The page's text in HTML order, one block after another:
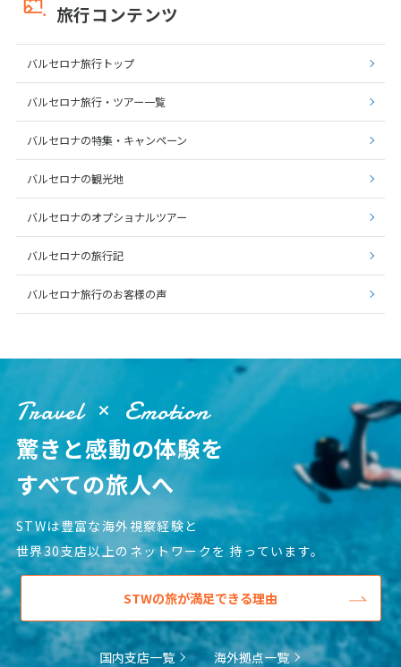
旅行コンテンツ
バルセロナ旅行トップ
バルセロナ旅行・ツアー一覧
バルセロナの特集・キャンペーン
バルセロナの観光地
バルセロナのオプショナルツアー
バルセロナの旅行記
バルセロナ旅行のお客様の声
Travel Emotion
驚きと感動の体験を
すべての旅人へ
STWは豊富な海外視察経験と
世界30支店以上のネットワークを 持っています。
STWの旅が満足できる理由
国内支店一覧 海外拠点一覧